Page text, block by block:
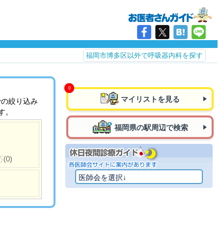
福岡市博多区以外で呼吸器内科を探す
絞り込み
。
(0)
マイリストを見る
福岡県の駅周辺で検索